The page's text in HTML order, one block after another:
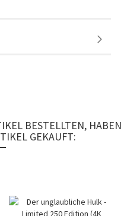
BESTELLTEN, HABEN
GEKAUFT: